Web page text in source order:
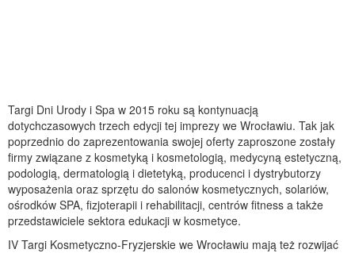
Targi Dni Urody i Spa w 2015 roku są kontynuacją
dotychczasowych trzech edycji tej imprezy we Wrocławiu. Tak jak
poprzednio do zaprezentowania swojej oferty zaproszone zostały
firmy związane z kosmetyką i kosmetologią, medycyną estetyczną,
podologią, dermatologią i dietetyką, producenci i dystrybutorzy
wyposażenia oraz sprzętu do salonów kosmetycznych, solariów,
ośrodków SPA, fizjoterapii i rehabilitacji, centrów fitness a także
przedstawiciele sektora edukacji w kosmetyce.
IV Targi Kosmetyczno-Fryzjerskie we Wrocławiu mają też rozwijać